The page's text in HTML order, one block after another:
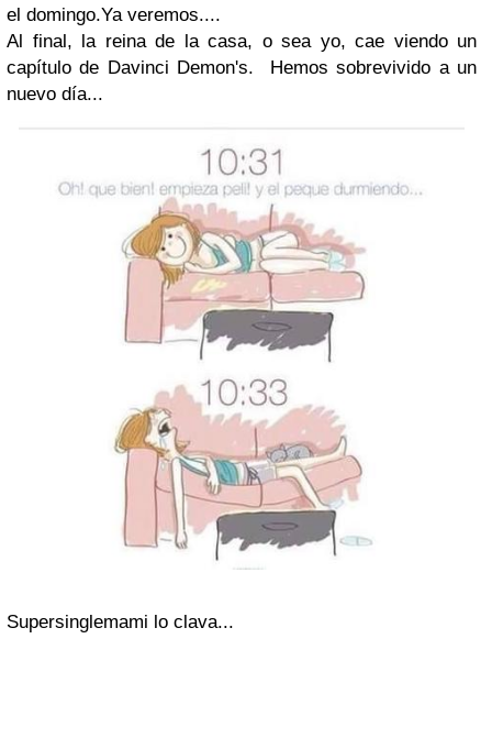
el domingo.Ya veremos....
Al final, la reina de la casa, o sea yo, cae viendo un
capítulo de Davinci Demon's. Hemos sobrevivido a un
nuevo día...
Supersinglemami lo clava...